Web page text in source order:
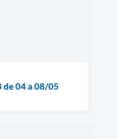
de 04 a 08/05